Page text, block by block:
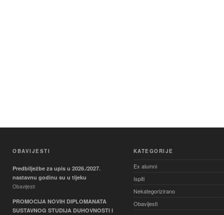
OBAVIJESTI
Predbilježbe za upis u 2026./2027.
nastavnu godinu su u tijeku
Obavijesti
PROMOCIJA NOVIH DIPLOMANATA
SUSTAVNOG STUDIJA DUHOVNOSTI I
KATEGORIJE
Ex alumni
Ispiti
Nekategorizirano
Obavijesti